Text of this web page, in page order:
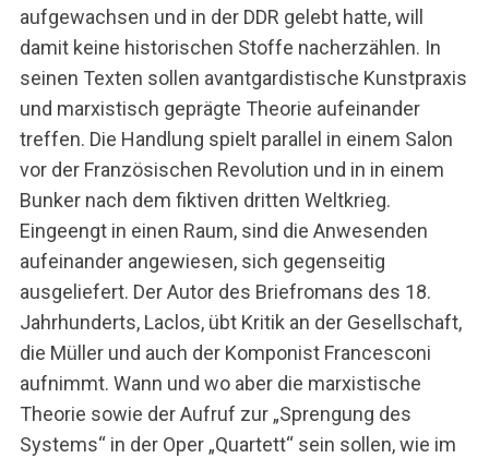
aufgewachsen und in der DDR gelebt hatte, will
damit keine historischen Stoffe nacherzählen. In
seinen Texten sollen avantgardistische Kunstpraxis
und marxistisch geprägte Theorie aufeinander
treffen. Die Handlung spielt parallel in einem Salon
vor der Französischen Revolution und in in einem
Bunker nach dem fiktiven dritten Weltkrieg.
Eingeengt in einen Raum, sind die Anwesenden
aufeinander angewiesen, sich gegenseitig
ausgeliefert. Der Autor des Briefromans des 18.
Jahrhunderts, Laclos, übt Kritik an der Gesellschaft,
die Müller und auch der Komponist Francesconi
aufnimmt. Wann und wo aber die marxistische
Theorie sowie der Aufruf zur „Sprengung des
Systems“ in der Oper „Quartett“ sein sollen, wie im